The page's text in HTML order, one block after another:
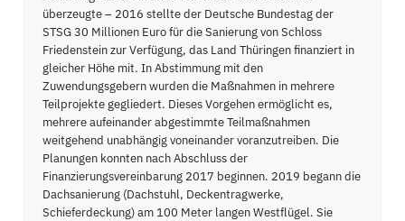
überzeugte – 2016 stellte der Deutsche Bundestag der
STSG 30 Millionen Euro für die Sanierung von Schloss
Friedenstein zur Verfügung, das Land Thüringen finanziert in
gleicher Höhe mit. In Abstimmung mit den
Zuwendungsgebern wurden die Maßnahmen in mehrere
Teilprojekte gegliedert. Dieses Vorgehen ermöglicht es,
mehrere aufeinander abgestimmte Teilmaßnahmen
weitgehend unabhängig voneinander voranzutreiben. Die
Planungen konnten nach Abschluss der
Finanzierungsvereinbarung 2017 beginnen. 2019 begann die
Dachsanierung (Dachstuhl, Deckentragwerke,
Schieferdeckung) am 100 Meter langen Westflügel. Sie